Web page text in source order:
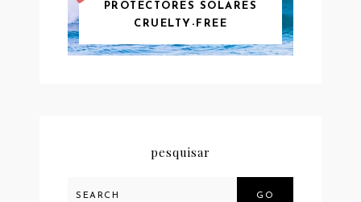
PROTECTORES SOLARES
CRUELTY-FREE
pesquisar
GO